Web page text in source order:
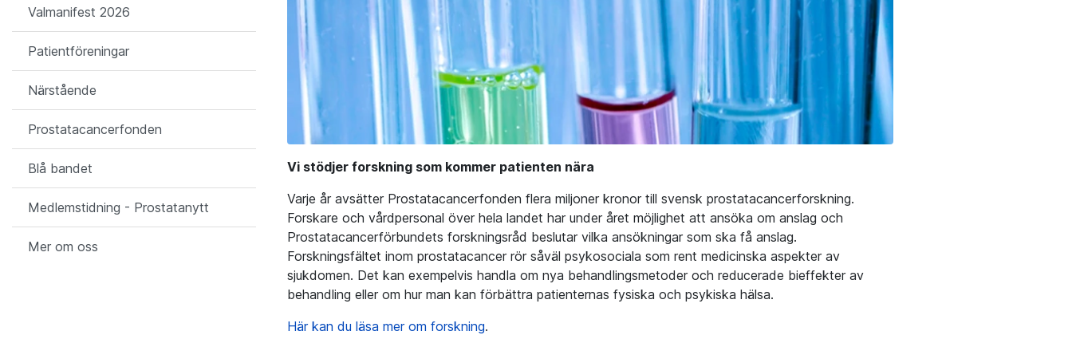
Valmanifest 2026
Patientföreningar
Närstående
Prostatacancerfonden
Blå bandet
Medlemstidning - Prostatanytt
Mer om oss
Vi stödjer forskning som kommer patienten nära
Varje år avsätter Prostatacancerfonden flera miljoner kronor till svensk prostatacancerforskning.
Forskare och vårdpersonal över hela landet har under året möjlighet att ansöka om anslag och
Prostatacancerförbundets forskningsråd beslutar vilka ansökningar som ska få anslag.
Forskningsfältet inom prostatacancer rör såväl psykosociala som rent medicinska aspekter av
sjukdomen. Det kan exempelvis handla om nya behandlingsmetoder och reducerade bieffekter av
behandling eller om hur man kan förbättra patienternas fysiska och psykiska hälsa.
Här kan du läsa mer om forskning.